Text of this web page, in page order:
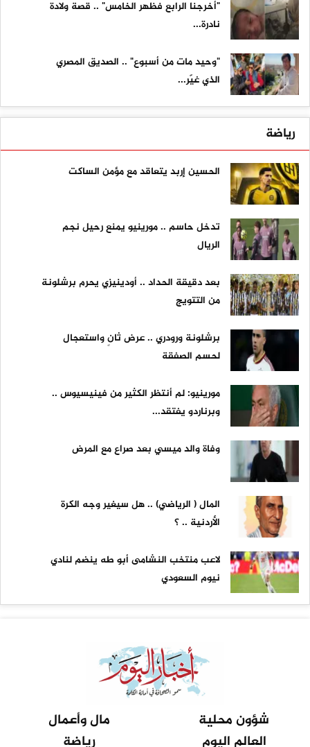
"أخرجنا الرابع فظهر الخامس" .. قصة ولادة
نادرة...
"وحيد مات من أسبوع" .. الصديق المصري
الذي غيّر...
رياضة
الحسين إربد يتعاقد مع مؤمن الساكت
تدخل حاسم .. مورينيو يمنع رحيل نجم
الريال
بعد دقيقة الحداد .. أودينيزي يحرم برشلونة
من التتويج
برشلونة ورودري .. عرض ثانٍ واستعجال
لحسم الصفقة
مورينيو: لم أنتظر الكثير من فينيسيوس ..
وبرناردو يفتقد...
وفاة والد ميسي بعد صراع مع المرض
المال ( الرياضي) .. هل سيغير وجه الكرة
الأردنية .. ؟
لاعب منتخب النشامى أبو طه ينضم لنادي
نيوم السعودي
شؤون محلية
مال وأعمال
العالم اليوم
رياضة